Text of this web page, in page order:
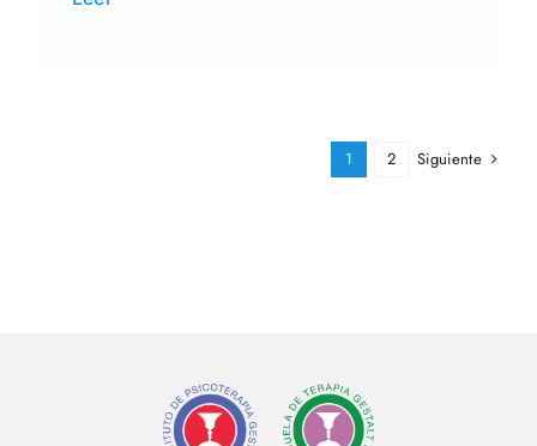
1 2 Siguiente